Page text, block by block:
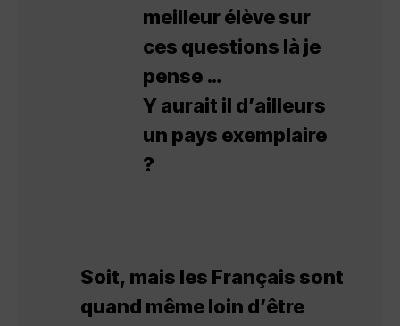
meilleur élève sur
ces questions là je
pense …
Y aurait il d’ailleurs
un pays exemplaire
?
Soit, mais les Français sont
quand même loin d’être